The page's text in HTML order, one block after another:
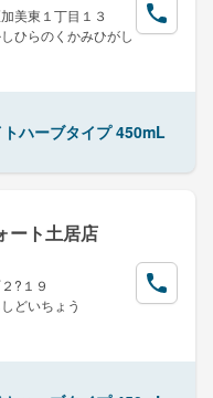
美東１丁目１３
ひらのくかみひがし
ハーブタイプ 450mL
ート土居店
?１９
どいちょう